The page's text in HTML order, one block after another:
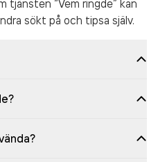
tjänsten “Vem ringde” kan
sökt på och tipsa själv.